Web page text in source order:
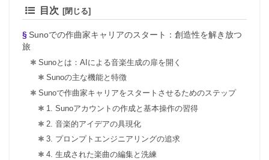
目次
Sunoでの作曲家キャリアのスタート：創造性を解き放つ
旅
Sunoとは：AIによる音楽生成の扉を開く
Sunoの主な機能と特徴
Sunoで作曲家キャリアをスタートさせるためのステップ
1. Sunoアカウントの作成と基本操作の習得
2. 音楽的アイデアの具現化
3. プロンプトエンジニアリングの追求
4. 生成された楽曲の編集と洗練